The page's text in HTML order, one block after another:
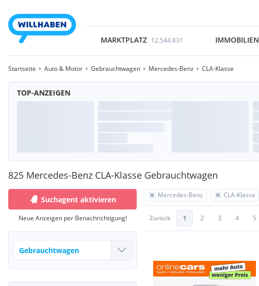
MARKTPLATZ 12.544.831 IMMOBILIEN
Startseite Auto & Motor Gebrauchtwagen Mercedes-Benz CLA-Klasse
TOP-ANZEIGEN
825 Mercedes-Benz CLA-Klasse Gebrauchtwagen
Mercedes-Benz CLA-Klasse
Zurück 1 2 3 4 5
Suchagent aktivieren
Neue Anzeigen per Benachrichtigung!